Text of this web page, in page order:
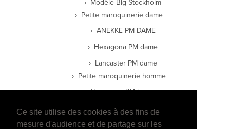
Ce site utilise des cookies à des fins de
mesure d'audience et de partage sur les
Modèle Big Stockholm
Petite maroquinerie dame
ANEKKE PM DAME
Hexagona PM dame
Lancaster PM dame
Petite maroquinerie homme
Hexagona PM homme
Lancaster PM homme
Wylson PM Homme